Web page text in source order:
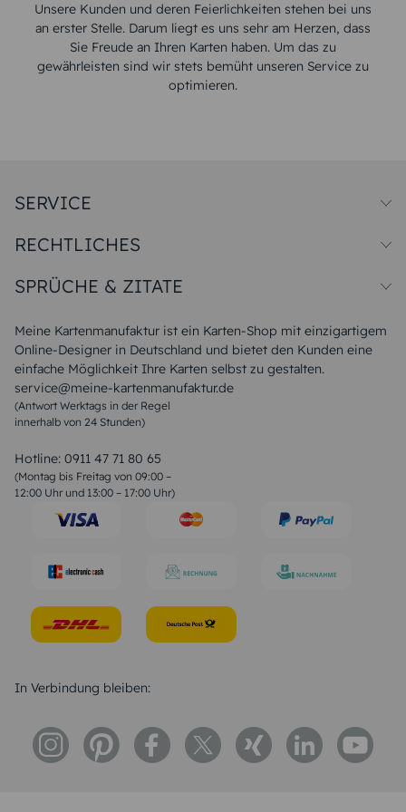
Unsere Kunden und deren Feierlichkeiten stehen bei uns
an erster Stelle. Darum liegt es uns sehr am Herzen, dass
Sie Freude an Ihren Karten haben. Um das zu
gewährleisten sind wir stets bemüht unseren Service zu
optimieren.
Meine Kartenmanufaktur ist ein Karten-Shop mit einzigartigem
Online-Designer in Deutschland und bietet den Kunden eine
einfache Möglichkeit Ihre Karten selbst zu gestalten.
service@meine-kartenmanufaktur.de
(Antwort Werktags in der Regel
innerhalb von 24 Stunden)
Hotline: 0911 47 71 80 65
(Montag bis Freitag von 09:00 –
12:00 Uhr und 13:00 – 17:00 Uhr)
SERVICE
Papiersorten
Unsere Produktion
Magazin
FAQ
RECHTLICHES
Widerrufsbelehrung
SPRÜCHE & ZITATE
Liebeskummer Sprüche
Sommer Sprüche
Muttertagssprüche
Sprüche zur Hochzeit
Sprüche zur Konfirmation & Kommunion
Weihnachtsgedichte
Liebessprüche
Geburtstagssprüche
Trauersprüche
Konfirmation Glückwünsche
In Verbindung bleiben: